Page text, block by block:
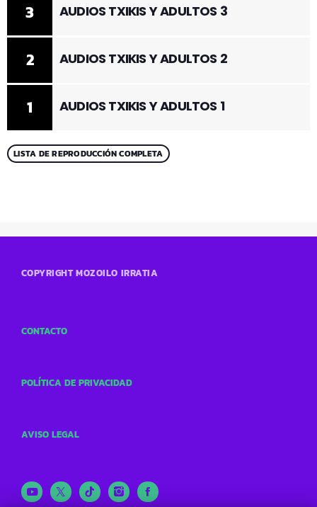
1 AUDIOS TXIKIS Y ADULTOS 1
2 AUDIOS TXIKIS Y ADULTOS 2
3 AUDIOS TXIKIS Y ADULTOS 3
LISTA DE REPRODUCCIÓN COMPLETA
COPYRIGHT MOZOILO IRRATIA
CONTACTO
POLÍTICA DE PRIVACIDAD
AVISO LEGAL